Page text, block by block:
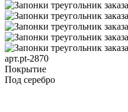
арт.pt-2870
Покрытие
Под серебро